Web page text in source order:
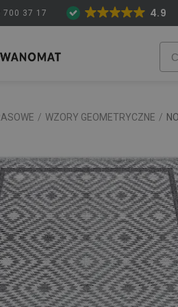
700 37 17 4.9
/ WZORY GEOMETRYCZNE /